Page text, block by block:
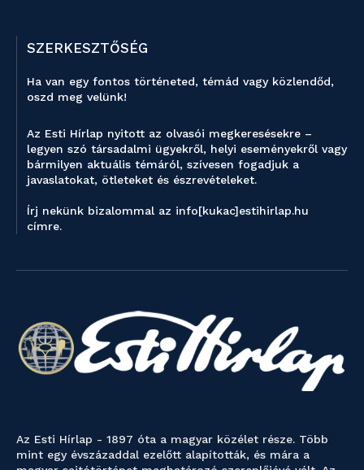
SZERKESZTŐSÉG
Ha van egy fontos történeted, témád vagy közlendőd,
oszd meg velünk!
Az Esti Hírlap nyitott az olvasói megkeresésekre –
legyen szó társadalmi ügyekről, helyi eseményekről vagy
bármilyen aktuális témáról, szívesen fogadjuk a
javaslatokat, ötleteket és észrevételeket.
Írj nekünk bizalommal az info[kukac]estihirlap.hu
címre.
Az Esti Hírlap - 1897 óta a magyar közélet része. Több
mint egy évszázaddal ezelőtt alapították, és mára a